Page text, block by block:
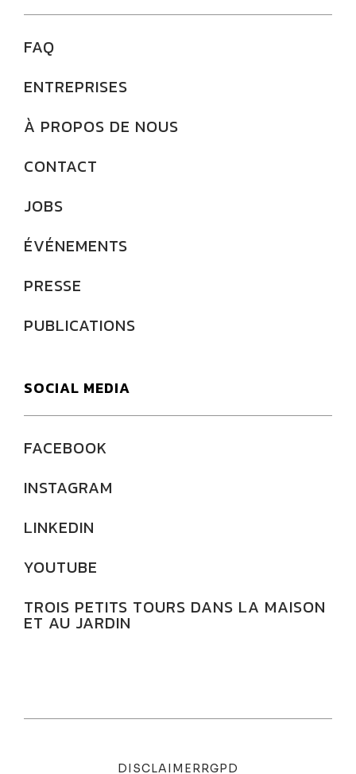
FAQ
ENTREPRISES
À PROPOS DE NOUS
CONTACT
JOBS
ÉVÉNEMENTS
PRESSE
PUBLICATIONS
SOCIAL MEDIA
FACEBOOK
INSTAGRAM
LINKEDIN
YOUTUBE
TROIS PETITS TOURS DANS LA MAISON
ET AU JARDIN
DISCLAIMERRGPD